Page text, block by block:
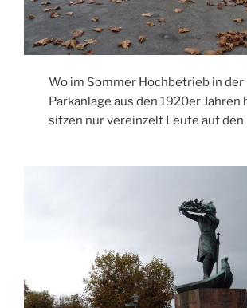
Wo im Sommer Hochbetrieb in der
Parkanlage aus den 1920er Jahren
sitzen nur vereinzelt Leute auf den